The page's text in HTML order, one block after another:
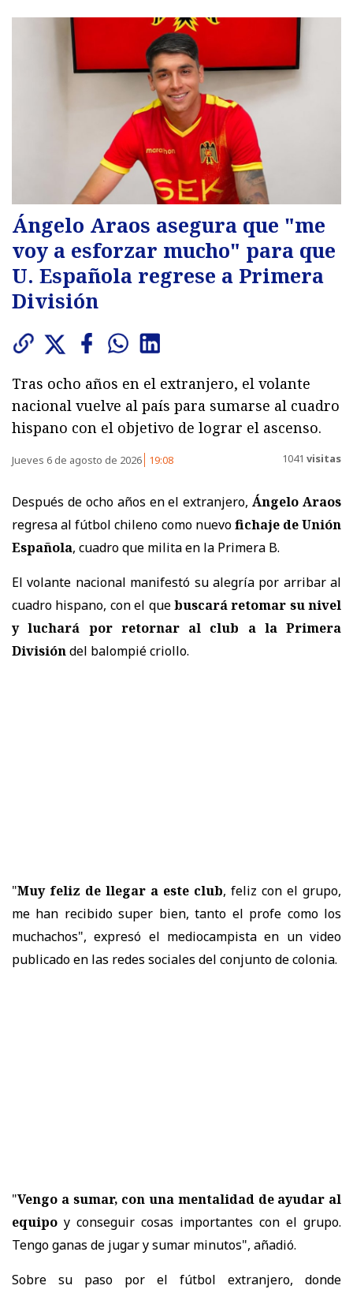
Ángelo Araos asegura que "me
voy a esforzar mucho" para que
U. Española regrese a Primera
División
Tras ocho años en el extranjero, el volante
nacional vuelve al país para sumarse al cuadro
hispano con el objetivo de lograr el ascenso.
Jueves 6 de agosto de 2026 19:08 1041 visitas
Después de ocho años en el extranjero,Ángelo Araos
regresa al fútbol chileno como nuevofichaje de Unión
Española, cuadro que milita en la Primera B.
El volante nacional manifestó su alegría por arribar al
cuadro hispano, con el quebuscará retomar su nivel
y luchará por retornar al club a la Primera
Divisióndel balompié criollo.
"Muy feliz de llegar a este club, feliz con el grupo,
me han recibido super bien, tanto el profe como los
muchachos", expresó el mediocampista en un video
publicado en las redes sociales del conjunto de colonia.
"Vengo a sumar, con una mentalidad de ayudar al
equipo y conseguir cosas importantes con el grupo.
Tengo ganas de jugar y sumar minutos", añadió.
Sobre su paso por el fútbol extranjero, donde